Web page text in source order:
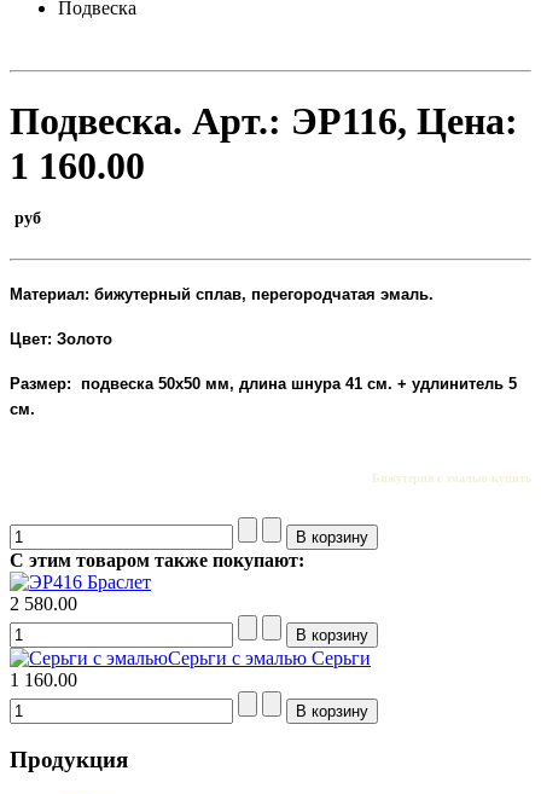
Подвеска
Подвеска. Арт.: ЭР116, Цена:
1 160.00
руб
Материал: бижутерный сплав, перегородчатая эмаль.
Цвет: Золото
Размер: подвеска 50х50 мм, длина шнура 41 см. + удлинитель 5
см.
Бижутерия с эмалью купить
С этим товаром также покупают:
Браслет
2 580.00
Серьги с эмалью Серьги
1 160.00
Продукция